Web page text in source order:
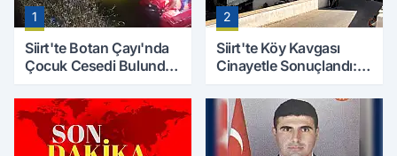
1
Siirt'te Botan Çayı'nda
Çocuk Cesedi Bulundu:
Çalışmaları Başlıyor
2
Siirt'te Köy Kavgası
Cinayetle Sonuçlandı:
Kaybetti